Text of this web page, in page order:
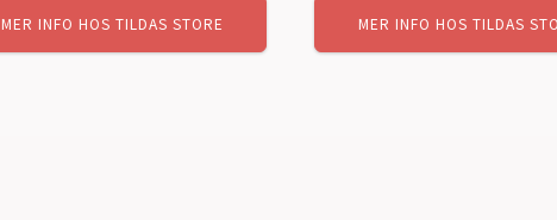
var:
2560,00 kr.
är:
1697,00 kr.
MER INFO HOS TILDAS STORE
priset
var:
är:
MER INFO HOS TILDAS